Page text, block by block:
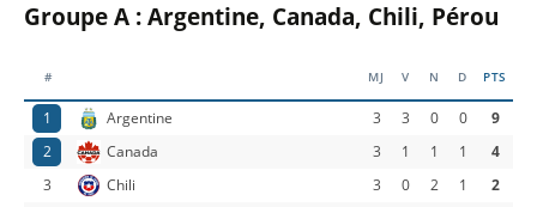
Groupe A : Argentine, Canada, Chili, Pérou
# MJ V N D PTS
1 Argentine 3 3 0 0
9
2
Canada 3 1 1 1
4
3
Chili 3 0 2 1
2